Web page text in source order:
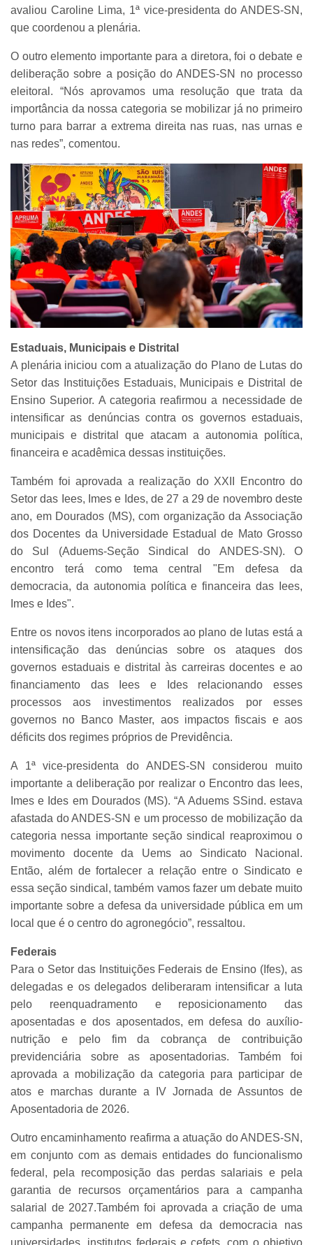
avaliou Caroline Lima, 1ª vice-presidenta do ANDES-SN,
que coordenou a plenária.
O outro elemento importante para a diretora, foi o debate e
deliberação sobre a posição do ANDES-SN no processo
eleitoral. “Nós aprovamos uma resolução que trata da
importância da nossa categoria se mobilizar já no primeiro
turno para barrar a extrema direita nas ruas, nas urnas e
nas redes”, comentou.
Estaduais, Municipais e Distrital
A plenária iniciou com a atualização do Plano de Lutas do
Setor das Instituições Estaduais, Municipais e Distrital de
Ensino Superior. A categoria reafirmou a necessidade de
intensificar as denúncias contra os governos estaduais,
municipais e distrital que atacam a autonomia política,
financeira e acadêmica dessas instituições.
Também foi aprovada a realização do XXII Encontro do
Setor das Iees, Imes e Ides, de 27 a 29 de novembro deste
ano, em Dourados (MS), com organização da Associação
dos Docentes da Universidade Estadual de Mato Grosso
do Sul (Aduems-Seção Sindical do ANDES-SN). O
encontro terá como tema central "Em defesa da
democracia, da autonomia política e financeira das Iees,
Imes e Ides".
Entre os novos itens incorporados ao plano de lutas está a
intensificação das denúncias sobre os ataques dos
governos estaduais e distrital às carreiras docentes e ao
financiamento das Iees e Ides relacionando esses
processos aos investimentos realizados por esses
governos no Banco Master, aos impactos fiscais e aos
déficits dos regimes próprios de Previdência.
A 1ª vice-presidenta do ANDES-SN considerou muito
importante a deliberação por realizar o Encontro das Iees,
Imes e Ides em Dourados (MS). “A Aduems SSind. estava
afastada do ANDES-SN e um processo de mobilização da
categoria nessa importante seção sindical reaproximou o
movimento docente da Uems ao Sindicato Nacional.
Então, além de fortalecer a relação entre o Sindicato e
essa seção sindical, também vamos fazer um debate muito
importante sobre a defesa da universidade pública em um
local que é o centro do agronegócio”, ressaltou.
Federais
Para o Setor das Instituições Federais de Ensino (Ifes), as
delegadas e os delegados deliberaram intensificar a luta
pelo reenquadramento e reposicionamento das
aposentadas e dos aposentados, em defesa do auxílio-
nutrição e pelo fim da cobrança de contribuição
previdenciária sobre as aposentadorias. Também foi
aprovada a mobilização da categoria para participar de
atos e marchas durante a IV Jornada de Assuntos de
Aposentadoria de 2026.
Outro encaminhamento reafirma a atuação do ANDES-SN,
em conjunto com as demais entidades do funcionalismo
federal, pela recomposição das perdas salariais e pela
garantia de recursos orçamentários para a campanha
salarial de 2027.Também foi aprovada a criação de uma
campanha permanente em defesa da democracia nas